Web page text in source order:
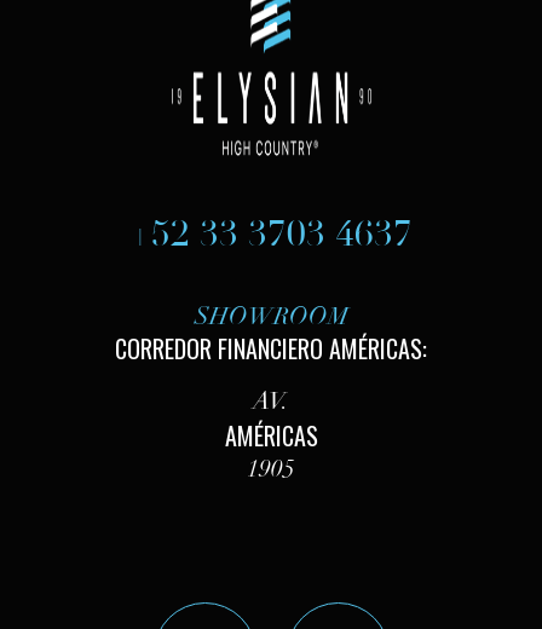
+52 33 3703 4637
SHOWROOM
CORREDOR FINANCIERO AMÉRICAS:
AV.
AMÉRICAS
1905